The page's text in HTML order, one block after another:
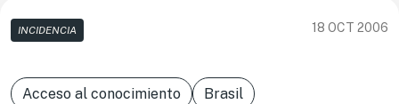
INCIDENCIA 18 OCT 2006
Acceso al conocimiento Brasil